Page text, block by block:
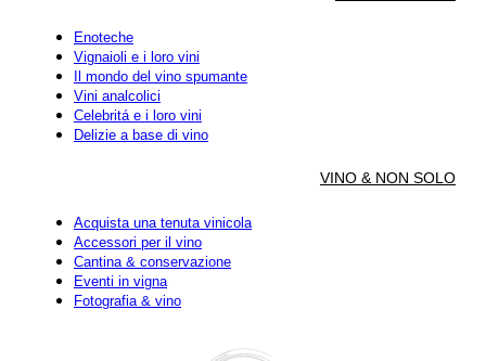
Enoteche
Vignaioli e i loro vini
Il mondo del vino spumante
Vini analcolici
Celebritá e i loro vini
Delizie a base di vino
VINO & NON SOLO
Acquista una tenuta vinicola
Accessori per il vino
Cantina & conservazione
Eventi in vigna
Fotografia & vino